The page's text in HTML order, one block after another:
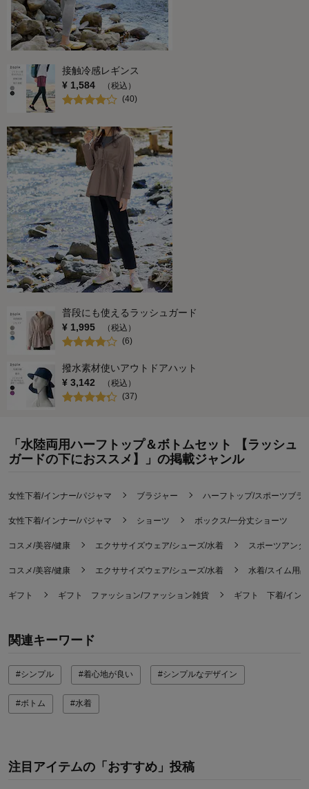
接触冷感レギンス
¥ 1,584
（税込）
(40)
普段にも使えるラッシュガード
¥ 1,995
（税込）
(6)
撥水素材使いアウトドアハット
¥ 3,142
（税込）
(37)
「水陸両用ハーフトップ＆ボトムセット 【ラッシュ
ガードの下におススメ】」の掲載ジャンル
女性下着/インナー/パジャマ ブラジャー ハーフトップ/スポーツブラ
女性下着/インナー/パジャマ ショーツ ボックス/一分丈ショーツ
コスメ/美容/健康 エクササイズウェア/シューズ/水着 スポーツアンダ
コスメ/美容/健康 エクササイズウェア/シューズ/水着 水着/スイム用品
ギフト ギフト ファッション/ファッション雑貨 ギフト 下着/イン
関連キーワード
#シンプル #着心地が良い #シンプルなデザイン
#ボトム #水着
注目アイテムの「おすすめ」投稿